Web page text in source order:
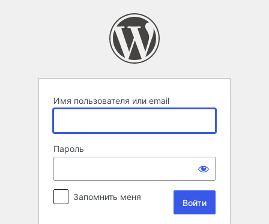
Имя пользователя или email
Пароль
Запомнить меня